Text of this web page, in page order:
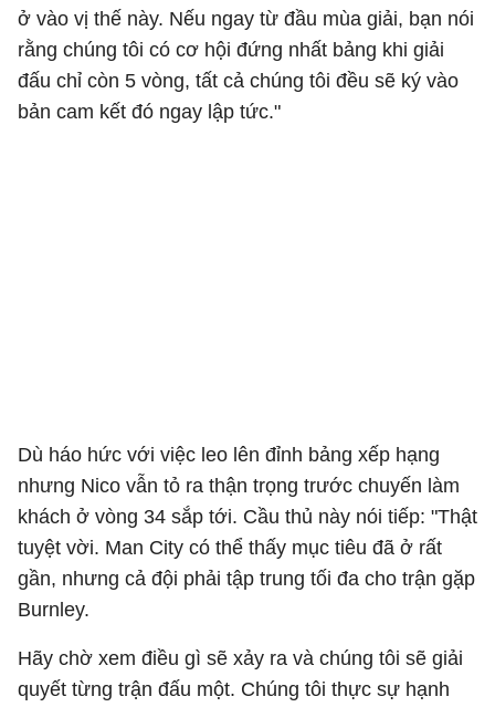
ở vào vị thế này. Nếu ngay từ đầu mùa giải, bạn nói
rằng chúng tôi có cơ hội đứng nhất bảng khi giải
đấu chỉ còn 5 vòng, tất cả chúng tôi đều sẽ ký vào
bản cam kết đó ngay lập tức."
Dù háo hức với việc leo lên đỉnh bảng xếp hạng
nhưng Nico vẫn tỏ ra thận trọng trước chuyến làm
khách ở vòng 34 sắp tới. Cầu thủ này nói tiếp: "Thật
tuyệt vời. Man City có thể thấy mục tiêu đã ở rất
gần, nhưng cả đội phải tập trung tối đa cho trận gặp
Burnley.
Hãy chờ xem điều gì sẽ xảy ra và chúng tôi sẽ giải
quyết từng trận đấu một. Chúng tôi thực sự hạnh